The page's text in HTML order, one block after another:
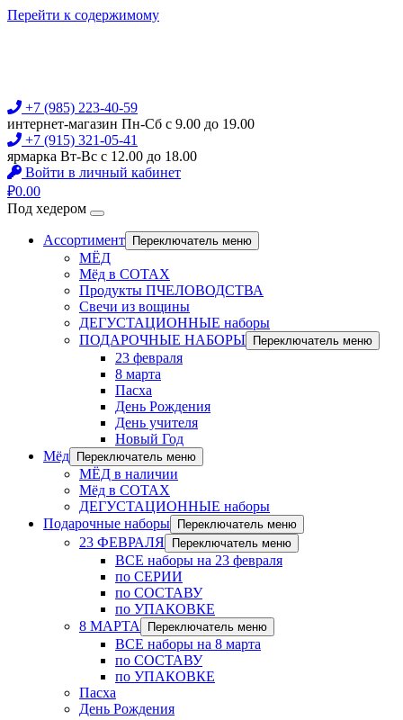
Перейти к содержимому
+7 (985) 223-40-59
интернет-магазин Пн-Сб с 9.00 до 19.00
+7 (915) 321-05-41
ярмарка Вт-Вс с 12.00 до 18.00
Войти в личный кабинет
₽0.00
Под хедером
Ассортимент Переключатель меню
МЁД
Мёд в СОТАХ
Продукты ПЧЕЛОВОДСТВА
Свечи из вощины
ДЕГУСТАЦИОННЫЕ наборы
ПОДАРОЧНЫЕ НАБОРЫ
Переключатель меню
23 февраля
8 марта
Пасха
День Рождения
День учителя
Новый Год
Мёд
Переключатель меню
МЁД в наличии
Мёд в СОТАХ
ДЕГУСТАЦИОННЫЕ наборы
Подарочные наборы
Переключатель меню
23 ФЕВРАЛЯ Переключатель меню
ВСЕ наборы на 23 февраля
по СЕРИИ
по СОСТАВУ
по УПАКОВКЕ
8 МАРТА
Переключатель меню
ВСЕ наборы на 8 марта
по СОСТАВУ
по УПАКОВКЕ
Пасха
День Рождения